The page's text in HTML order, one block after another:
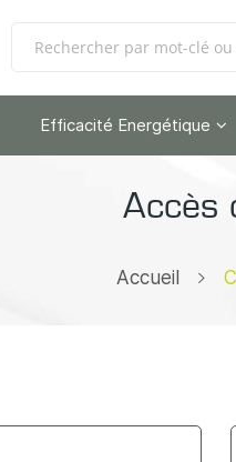
Efficacité Energétique
Accès
Accueil